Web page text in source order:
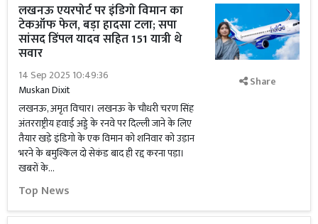
लखनऊ एयरपोर्ट पर इंडिगो विमान का
टेकऑफ फेल, बड़ा हादसा टला; सपा
सांसद डिंपल यादव सहित 151 यात्री थे
सवार
14 Sep 2025 10:49:36
Muskan Dixit
लखनऊ, अमृत विचार। लखनऊ के चौधरी चरण सिंह
अंतरराष्ट्रीय हवाई अड्डे के रनवे पर दिल्ली जाने के लिए
तैयार खड़े इंडिगो के एक विमान को शनिवार को उड़ान
भरने के बमुश्किल दो सेकंड बाद ही रद्द करना पड़ा।
खबरों के...
Top News
Share